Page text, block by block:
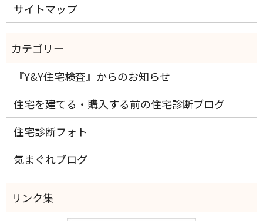
サイトマップ
『Y&Y住宅検査』からのお知らせ
住宅を建てる・購入する前の住宅診断ブログ
住宅診断フォト
気まぐれブログ